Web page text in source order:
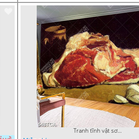
Tranh tĩnh vật sơn dầu nước ngoài trang trí phòng bếp